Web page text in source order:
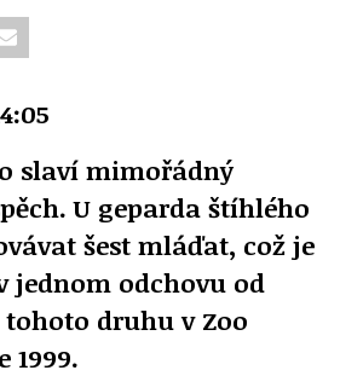
slaví mimořádný
U geparda štíhlého
šest mláďat, což je
jednom odchovu od
druhu v Zoo
1999.